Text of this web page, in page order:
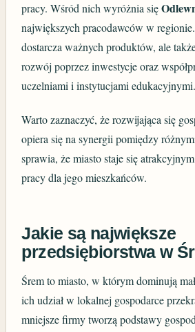
pracy. Wśród nich wyróżnia się
największych pracodawców w
dostarcza ważnych produktów, ale
rozwój poprzez inwestycje oraz
uczelniami i instytucjami edukacyjnymi.
Warto zaznaczyć, że rozwijająca się
opiera się na synergii pomiędzy
sprawia, że miasto staje się
pracy dla jego mieszkańców.
Jakie są największe
przedsiębiorstwa w
Śrem to miasto, w którym dominują
ich udział w lokalnej gospodarce
mniejsze firmy tworzą podstawy